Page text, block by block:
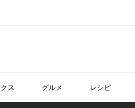
ス グルメ レシピ